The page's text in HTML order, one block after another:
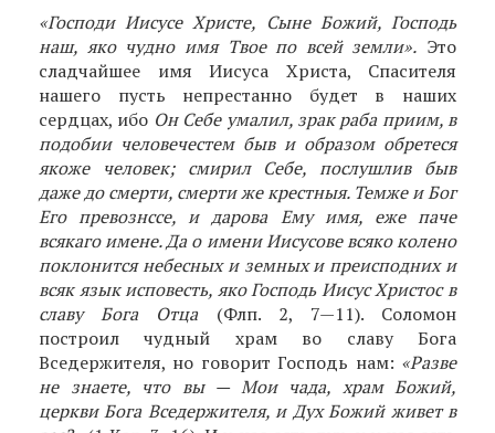
«Господи Иисусе Христе, Сыне Божий, Господь
наш, яко чудно имя Твое по всей земли». Это
сладчайшее имя Иисуса Христа, Спасителя
нашего пусть непрестанно будет в наших
сердцах, ибо Он Себе умалил, зрак раба приим, в
подобии человечестем быв и образом обретеся
якоже человек; смирил Себе, послушлив быв
даже до смерти, смерти же крестныя. Темже и Бог
Его превознссе, и дарова Ему имя, еже паче
всякаго имене. Да о имени Иисусове всяко колено
поклонится небесных и земных и пре­исподних и
всяк язык исповесть, яко Господь Иисус Христос в
славу Бога Отца(Флп. 2, 7—11). Соломон
построил чудный храм во славу Бога
Вседержителя, но говорит Господь нам: «Разве
не знаете, что вы — Мои чада, храм Божий,
церкви Бога Вседержителя, и Дух Божий живет в